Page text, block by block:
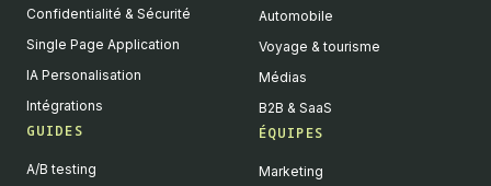
Confidentialité & Sécurité
Single Page Application
IA Personalisation
Intégrations
GUIDES
A/B testing
Automobile
Voyage & tourisme
Médias
B2B & SaaS
ÉQUIPES
Marketing